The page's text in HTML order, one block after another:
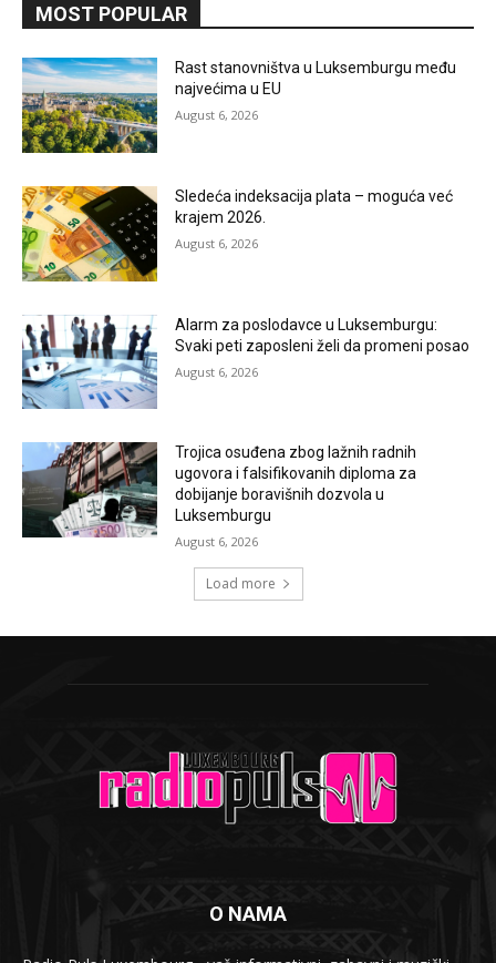
MOST POPULAR
Rast stanovništva u Luksemburgu među
najvećima u EU
August 6, 2026
Sledeća indeksacija plata – moguća već
krajem 2026.
August 6, 2026
Alarm za poslodavce u Luksemburgu:
Svaki peti zaposleni želi da promeni posao
August 6, 2026
Trojica osuđena zbog lažnih radnih
ugovora i falsifikovanih diploma za
dobijanje boravišnih dozvola u
Luksemburgu
August 6, 2026
Load more
O NAMA